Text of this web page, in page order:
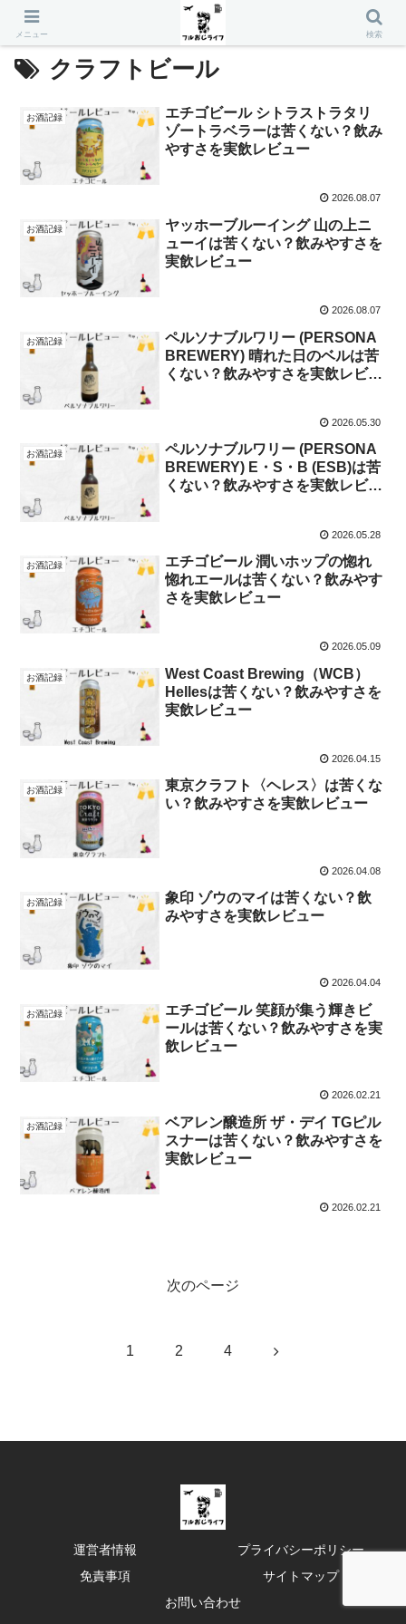
クラフトビール
お酒記録
エチゴビール シトラストラタリ
ゾートラベラーは苦くない？飲み
やすさを実飲レビュー
2026.08.07
お酒記録
ヤッホーブルーイング 山の上ニ
ューイは苦くない？飲みやすさを
実飲レビュー
2026.08.07
お酒記録
ペルソナブルワリー (PERSONA
BREWERY) 晴れた日のベルは苦
くない？飲みやすさを実飲レビュ
2026.05.30
お酒記録
ペルソナブルワリー (PERSONA
BREWERY) E・S・B (ESB)は苦
くない？飲みやすさを実飲レビュ
2026.05.28
お酒記録
エチゴビール 潤いホップの惚れ
惚れエールは苦くない？飲みやす
さを実飲レビュー
2026.05.09
お酒記録
West Coast Brewing（WCB）
Hellesは苦くない？飲みやすさを
実飲レビュー
2026.04.15
お酒記録
東京クラフト〈ヘレス〉は苦くな
い？飲みやすさを実飲レビュー
2026.04.08
お酒記録
象印 ゾウのマイは苦くない？飲
みやすさを実飲レビュー
2026.04.04
お酒記録
エチゴビール 笑顔が集う輝きビ
ールは苦くない？飲みやすさを実
飲レビュー
2026.02.21
お酒記録
ベアレン醸造所 ザ・デイ TGピル
スナーは苦くない？飲みやすさを
実飲レビュー
2026.02.21
次のページ
1 2 4 次
運営者情報
プライバシーポリシー
免責事項
サイトマップ
お問い合わせ
メニュー 検索